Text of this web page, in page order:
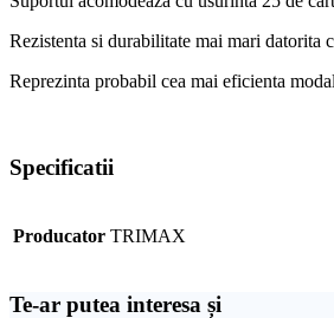
Rezistenta si durabilitate mai mari datorita
Reprezinta probabil cea mai eficienta
Specificatii
Producator TRIMAX
Te-ar putea interesa și